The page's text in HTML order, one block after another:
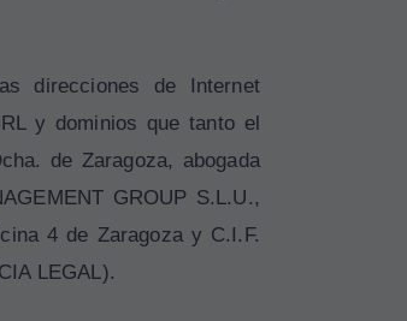
direcciones de Internet
y dominios que tanto el
de Zaragoza, abogada
GROUP S.L.U.,
4 de Zaragoza y C.I.F.
LEGAL).